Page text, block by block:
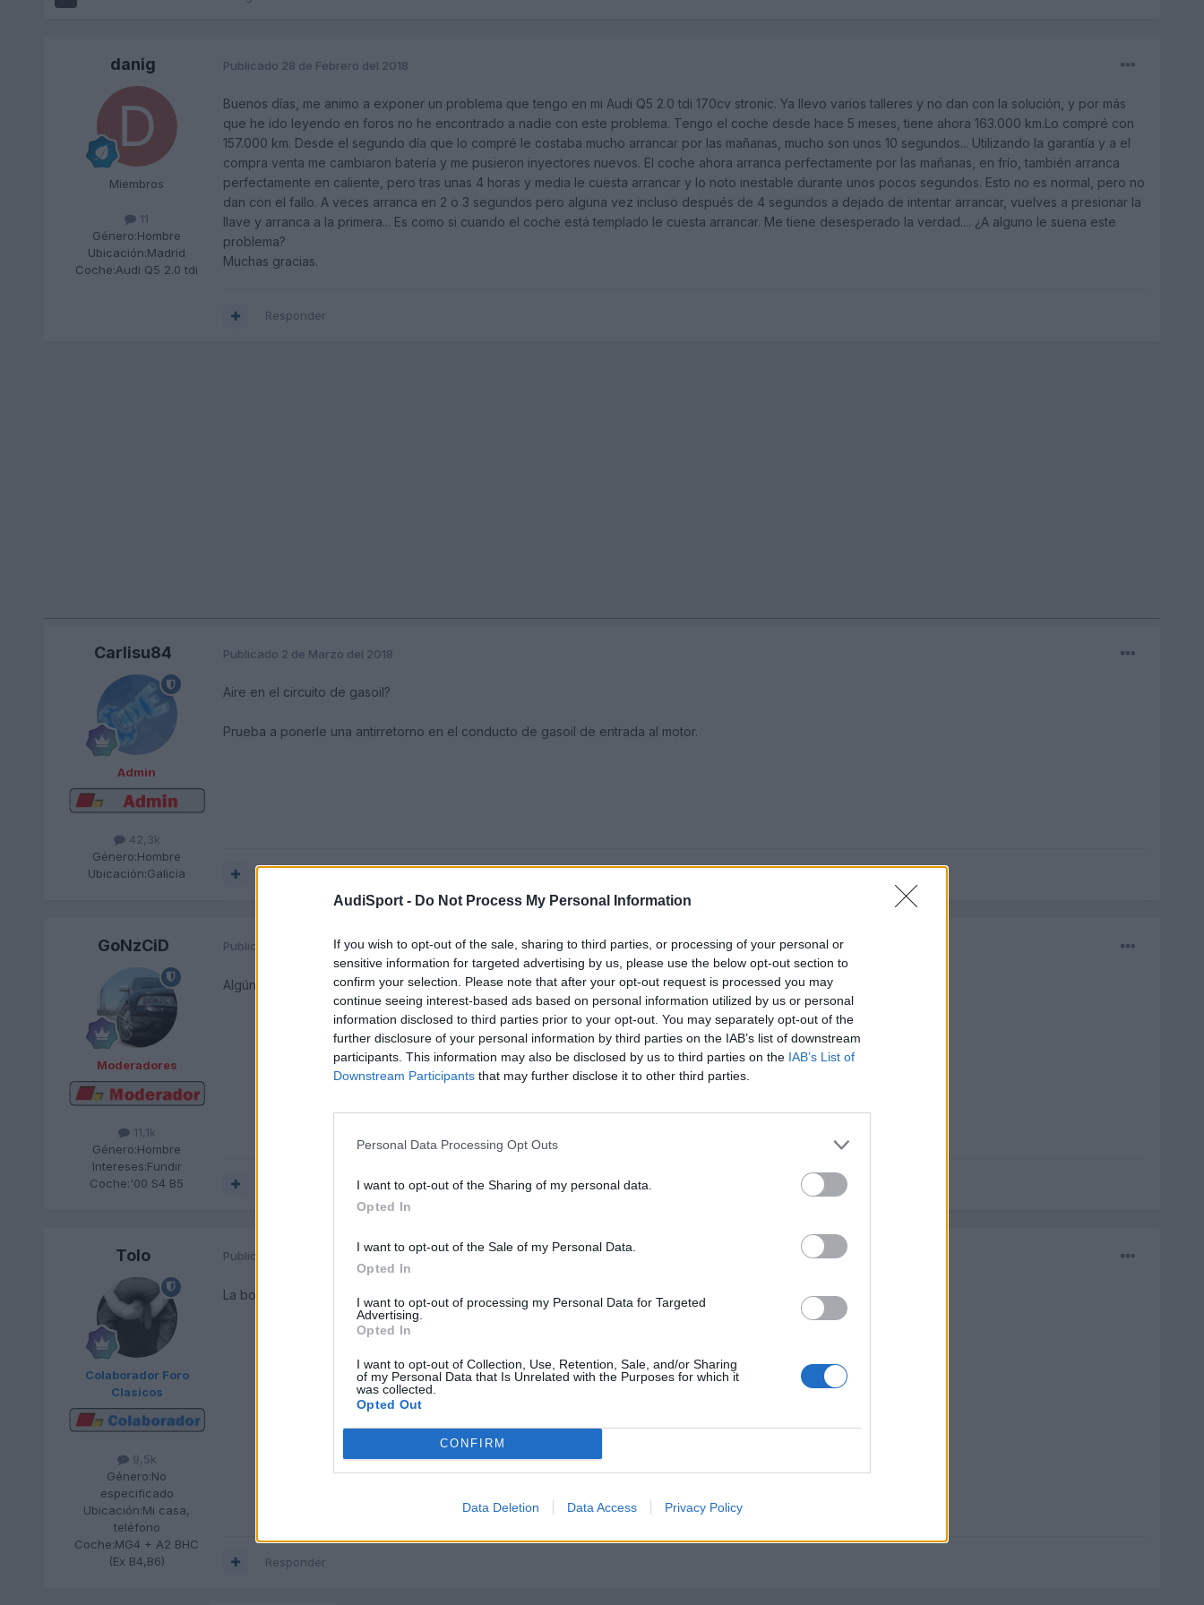
AudiSport - Do Not Process My Personal Information
If you wish to opt-out of the sale, sharing to third parties, or processing of your personal or
sensitive information for targeted advertising by us, please use the below opt-out section to
confirm your selection. Please note that after your opt-out request is processed you may
continue seeing interest-based ads based on personal information utilized by us or personal
information disclosed to third parties prior to your opt-out. You may separately opt-out of the
further disclosure of your personal information by third parties on the IAB’s list of downstream
participants. This information may also be disclosed by us to third parties on the IAB’s List of
Downstream Participants that may further disclose it to other third parties.
Personal Data Processing Opt Outs
I want to opt-out of the Sharing of my personal data.
Opted In
I want to opt-out of the Sale of my Personal Data.
Opted In
I want to opt-out of processing my Personal Data for Targeted
Advertising.
Opted In
I want to opt-out of Collection, Use, Retention, Sale, and/or Sharing
of my Personal Data that Is Unrelated with the Purposes for which it
was collected.
Opted Out
CONFIRM
Data Deletion Data Access Privacy Policy
danig
Miembros
11
Género:Hombre
Ubicación:Madrid
Coche:Audi Q5 2.0 tdi
Publicado 28 de Febrero del 2018
Buenos días, me animo a exponer un problema que tengo en mi Audi Q5 2.0 tdi 170cv stronic. Ya llevo varios talleres y no dan con la solución, y por más
que he ido leyendo en foros no he encontrado a nadie con este problema. Tengo el coche desde hace 5 meses, tiene ahora 163.000 km.Lo compré con
157.000 km. Desde el segundo día que lo compré le costaba mucho arrancar por las mañanas, mucho son unos 10 segundos... Utilizando la garantía y a el
compra venta me cambiaron batería y me pusieron inyectores nuevos. El coche ahora arranca perfectamente por las mañanas, en frío, también arranca
perfectamente en caliente, pero tras unas 4 horas y media le cuesta arrancar y lo noto inestable durante unos pocos segundos. Esto no es normal, pero no
dan con el fallo. A veces arranca en 2 o 3 segundos pero alguna vez incluso después de 4 segundos a dejado de intentar arrancar, vuelves a presionar la
llave y arranca a la primera... Es como si cuando el coche está templado le cuesta arrancar. Me tiene desesperado la verdad.... ¿A alguno le suena este
problema?
Muchas gracias.
Responder
Carlisu84
Admin
42,3k
Género:Hombre
Ubicación:Galicia
Publicado 2 de Marzo del 2018
Aire en el circuito de gasoil?
Prueba a ponerle una antirretorno en el conducto de gasoil de entrada al motor.
GoNzCiD
Moderadores
11,1k
Género:Hombre
Intereses:Fundir
Coche:'00 S4 B5
Publicado 3 de Marzo del 2018
Algún sensor de temperatura o posicion del cigüeñal?
Tolo
Colaborador Foro
Clasicos
9,5k
Género:No
especificado
Ubicación:Mi casa,
teléfono
Coche:MG4 + A2 BHC
(Ex B4,B6)
Publicado 3 de Marzo del 2018
La bomba de combustible de depósito o algo relacionado.
Responder